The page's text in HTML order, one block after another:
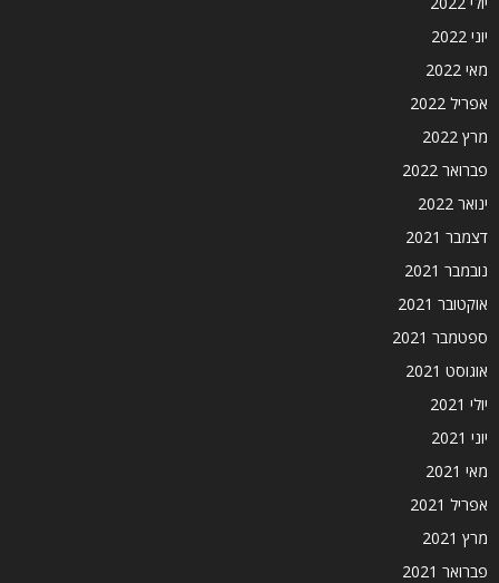
יוני 2022
מאי 2022
אפריל 2022
מרץ 2022
פברואר 2022
ינואר 2022
דצמבר 2021
נובמבר 2021
אוקטובר 2021
ספטמבר 2021
אוגוסט 2021
יולי 2021
יוני 2021
מאי 2021
אפריל 2021
מרץ 2021
פברואר 2021